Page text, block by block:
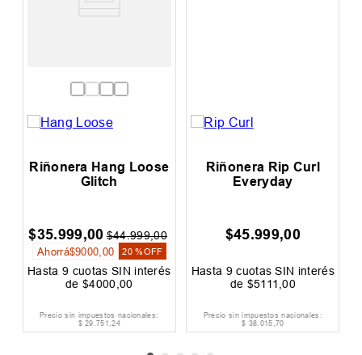
Riñonera Hang Loose
Glitch
$35.999,00 $44.999,00
Ahorrá$9000 00 20 %OFF
Hasta 9 cuotas SIN interés
de $4000 00
Precio sin impuestos nacionales:
$ 29.751,24
Riñonera Rip Curl
Everyday
$45.999,00
Hasta 9cuotas SIN interés
de $5111 ,00
Precio sin impuestos nacionales:
$ 38.015,70